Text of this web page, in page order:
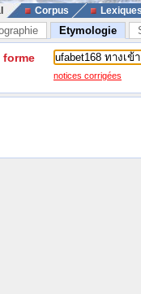
Corpus
Etymologie
forme
notices corrigées